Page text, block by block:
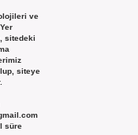
ve
sitedeki
siteye
süre